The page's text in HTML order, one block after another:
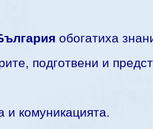
обогатиха
подготвени и
и комуникацията.